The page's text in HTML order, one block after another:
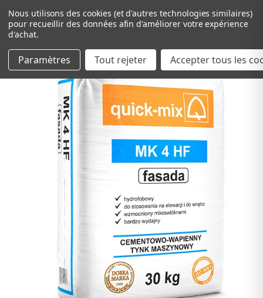
Passer au contenu principal
Nous utilisons des cookies (et d'autres technologies similaires)
pour recueillir des données afin d'améliorer votre expérience
d'achat.
Paramètres Tout rejeter Accepter tous les